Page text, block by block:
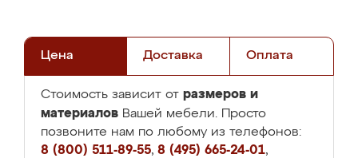
Цена Доставка Оплата
Стоимость зависит от размеров и
материалов Вашей мебели. Просто
позвоните нам по любому из телефонов:
8 (800) 511-89-55, 8 (495) 665-24-01,